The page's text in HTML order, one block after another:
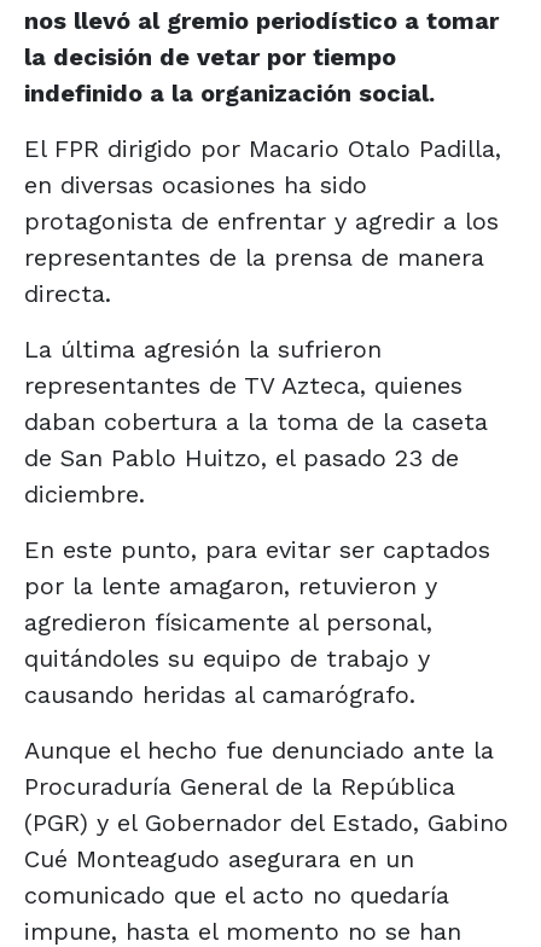
nos llevó al gremio periodístico a tomar
la decisión de vetar por tiempo
indefinido a la organización social.
El FPR dirigido por Macario Otalo Padilla,
en diversas ocasiones ha sido
protagonista de enfrentar y agredir a los
representantes de la prensa de manera
directa.
La última agresión la sufrieron
representantes de TV Azteca, quienes
daban cobertura a la toma de la caseta
de San Pablo Huitzo, el pasado 23 de
diciembre.
En este punto, para evitar ser captados
por la lente amagaron, retuvieron y
agredieron físicamente al personal,
quitándoles su equipo de trabajo y
causando heridas al camarógrafo.
Aunque el hecho fue denunciado ante la
Procuraduría General de la República
(PGR) y el Gobernador del Estado, Gabino
Cué Monteagudo asegurara en un
comunicado que el acto no quedaría
impune, hasta el momento no se han